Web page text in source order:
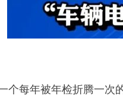
个每年被年检折腾一次